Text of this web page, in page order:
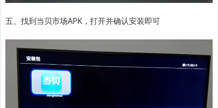
五、找到当贝市场APK，打开并确认安装即可